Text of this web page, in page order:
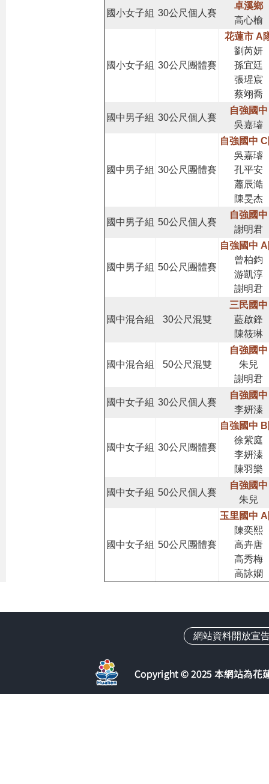
國小女子組 30公尺個人賽
卓溪鄉
高心榆
國小女子組 30公尺團體賽
花蓮市 A
劉芮妍
孫宜廷
張瑆宸
蔡翊喬
國中男子組 30公尺個人賽
自強國中
吳嘉璿
國中男子組 30公尺團體賽
自強國中
吳嘉璿
孔平安
蕭辰澔
陳旻杰
國中男子組 50公尺個人賽
自強國中
謝明君
國中男子組 50公尺團體賽
自強國中
曾柏鈞
游凱淳
謝明君
國中混合組 30公尺混雙
三民國中
藍啟鋒
陳筱琳
國中混合組 50公尺混雙
自強國中
朱兒
謝明君
國中女子組 30公尺個人賽
自強國中
李妍溱
國中女子組 30公尺團體賽
自強國中
徐紫庭
李妍溱
陳羽樂
國中女子組 50公尺個人賽
自強國中
朱兒
國中女子組 50公尺團體賽
玉里國中
陳奕熙
高卉唐
高秀梅
高詠嫻
網站資料開放宣